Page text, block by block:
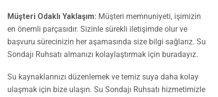
Müşteri Odaklı Yaklaşım: Müşteri memnuniyeti, işimizin
en önemli parçasıdır. Sizinle sürekli iletişimde olur ve
başvuru sürecinizin her aşamasında size bilgi sağlarız. Su
Sondajı Ruhsatı almanızı kolaylaştırmak için buradayız.
Su kaynaklarınızı düzenlemek ve temiz suya daha kolay
ulaşmak için bize ulaşın. Su Sondajı Ruhsatı hizmetimizle